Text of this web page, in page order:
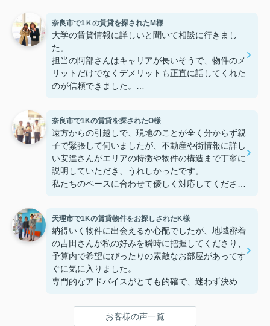
奈良市で1Ｋの賃貸を探されたM様
大学の賃貸情報に詳しいと聞いて相談に行きまし
た。
担当の阿部さんはキャリアが長いそうで、物件のメ
リットだけでなくデメリットも正直に話してくれた
のが信頼できました。
す。
奈良市で1Kの賃貸を探されたO様
遠方からの引越しで、現地のことが全く分からず親
子で緊張して伺いましたが、不動産や街情報に詳し
い安達さんがエリアの特徴や物件の構造まで丁寧に
説明していただき、うれしかったです。
私たちのペースに合わせて優しく対応してくださっ
り、感謝しています。安達さん、ありがとうござい
ました！
天理市で1Kの賃貸物件をお探しされたK様
納得いく物件に出会えるか心配でしたが、地域密着
の吉田さんが私の好みを瞬時に把握してくださり、
予算内で希望にぴったりの素敵なお部屋があってす
ぐに気に入りました。
専門的なアドバイスがとても的確で、迷わず決める
鍵の受け取りのときに、また元気(o・・o)/~お店に
お客様の声一覧